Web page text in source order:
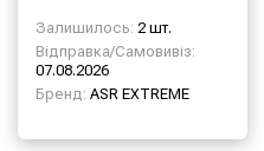
Залишилось: 2 шт.
Відправка/Самовивіз:
07.08.2026
Бренд: ASR EXTREME